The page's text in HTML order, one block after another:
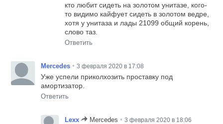
кто любит сидеть на золотом унитазе, кого-
то видимо кайфует сидеть в золотом ведре,
хотя у унитаза и лады 21099 общий корень,
слово таз.
Ответить
Mercedes • 3 февраля 2020 в 17:08
Уже успели приколхозить проставку под
амортизатор.
Ответить
Lexx Mercedes • 3 февраля 2020 в 18:06